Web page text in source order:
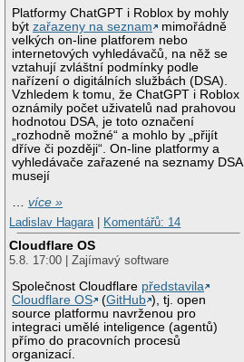
Platformy ChatGPT i Roblox by mohly
býtzařazeny na seznam
mimořádně
velkých on-line platforem nebo
internetových vyhledávačů, na něž se
vztahují zvláštní podmínky podle
nařízení o digitálních službách (DSA).
Vzhledem k tomu, že ChatGPT i Roblox
oznámily počet uživatelů nad prahovou
hodnotou DSA, je toto označení
„rozhodně možné“ a mohlo by „přijít
dříve či později“. On-line platformy a
vyhledávače zařazené na seznamy DSA
musejí
…více »
Ladislav Hagara | Komentářů: 14
Cloudflare OS
5.8. 17:00 | Zajímavý software
Společnost Cloudflare představila
Cloudflare OS
(GitHub ), tj. open
source platformu navrženou pro
integraci umělé inteligence (agentů)
přímo do pracovních procesů
organizací.